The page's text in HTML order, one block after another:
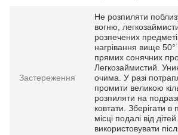
Застереження
Не розпиляти
вогню,
розпечених
нагрівання вище
прямих сонячних
Легкозаймистий.
очима. У разі
промити великою
розпиляти на
ковтати. Зберігати
місці подалі від
використовувати